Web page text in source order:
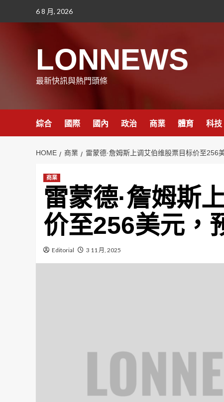
6 8 月, 2026
LONNEWS
最新快訊與熱門頭條
綜合 國際 國內 政治 商業 體育 科技
HOME 商業 雷蒙德·詹姆斯上调艾伯维股票目标价至256
商業
雷蒙德·詹姆斯
价至256美元，
Editorial 3 11 月, 2025